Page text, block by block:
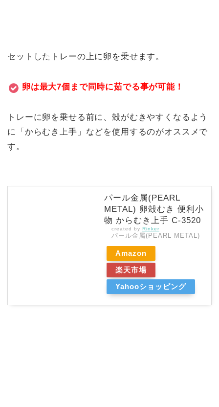
セットしたトレーの上に卵を乗せます。
卵は最大7個まで同時に茹でる事が可能！
トレーに卵を乗せる前に、殻がむきやすくなるよう
に「からむき上手」などを使用するのがオススメで
す。
パール金属(PEARL
METAL) 卵殻むき 便利小
物 からむき上手 C-3520
created by Rinker
パール金属(PEARL METAL)
Amazon
楽天市場
Yahooショッピング